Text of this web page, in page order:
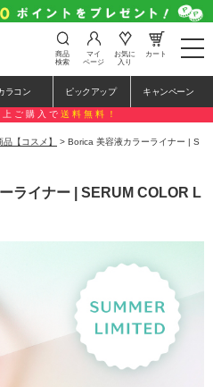
t
o
e
n
a
n
商品
検索
マイ
ページ
お気に
入り
カート
ラコン ピックアップ キャンペーン
ご購入で 送料無料！
【コスメ】
> Borica 美容液カラーライナー | S
ライナー | SERUM COLOR L